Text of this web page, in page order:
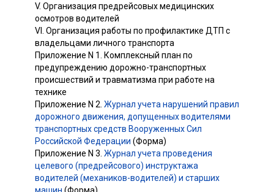
V. Организация предрейсовых медицинских
осмотров водителей
VI. Организация работы по профилактике ДТП с
владельцами личного транспорта
Приложение N 1. Комплексный план по
предупреждению дорожно-транспортных
происшествий и травматизма при работе на
технике
Приложение N 2. Журнал учета нарушений правил
дорожного движения, допущенных водителями
транспортных средств Вооруженных Сил
Российской Федерации (Форма)
Приложение N 3. Журнал учета проведения
целевого (предрейсового) инструктажа
водителей (механиков-водителей) и старших
машин (Форма)